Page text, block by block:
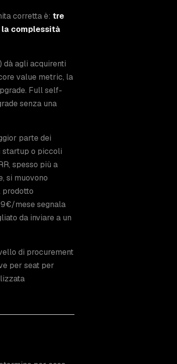
corretta è: tre
complessità
dà agli acquirenti
value metric, la
Full self-
senza una
parte dei
startup o piccoli
spesso più a
si muovono
prodotto
mese segnala
da inviare a un
di procurement
per seat per